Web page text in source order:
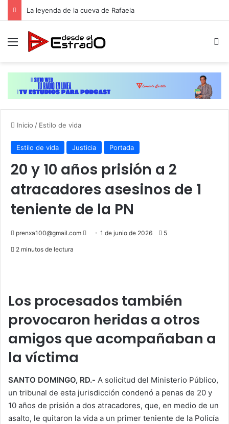
La leyenda de la cueva de Rafaela
Menú
Inicio / Estilo de vida
Estilo de vida Justicia Portada
20 y 10 años prisión a 2
atracadores asesinos de 1
teniente de la PN
prenxa100@gmail.com
Send1 de junio de 2026 5
2 minutos de lectura
Los procesados también
provocaron heridas a otros
amigos que acompañaban a
la víctima
SANTO DOMINGO, RD.- A solicitud del Ministerio Público,
un tribunal de esta jurisdicción condenó a penas de 20 y
10 años de prisión a dos atracadores, que, en medio de un
asalto, le quitaron la vida a un primer teniente de la Policía